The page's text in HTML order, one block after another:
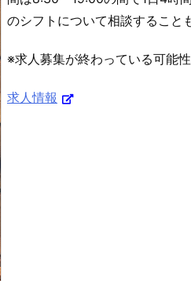
のシフトについて相談すること
※求人募集が終わっている可能性
求人情報